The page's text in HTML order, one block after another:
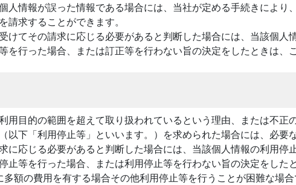
人情報が誤った情報である場合には、当社が定める手続きによ
求することができます。
けてその請求に応じる必要があると判断した場合には、当該個人
を行った場合、または訂正等を行わない旨の決定をしたときは、
用目的の範囲を超えて取り扱われているという理由、または不正
下「利用停止等」といいます。）を求められた場合には、必要
に応じる必要があると判断した場合には、当該個人情報の利用停
止等を行った場合、または利用停止等を行わない旨の決定をした
多額の費用を有する場合その他利用停止等を行うことが困難な場